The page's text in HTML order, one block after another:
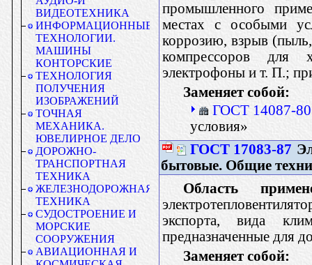
ВИДЕОТЕХНИКА
ИНФОРМАЦИОННЫЕ
ТЕХНОЛОГИИ.
МАШИНЫ
КОНТОРСКИЕ
ТЕХНОЛОГИЯ
ПОЛУЧЕНИЯ
ИЗОБРАЖЕНИЙ
ТОЧНАЯ
МЕХАНИКА.
ЮВЕЛИРНОЕ ДЕЛО
ДОРОЖНО-
ТРАНСПОРТНАЯ
ТЕХНИКА
ЖЕЛЕЗНОДОРОЖНАЯ
ТЕХНИКА
СУДОСТРОЕНИЕ И
МОРСКИЕ
СООРУЖЕНИЯ
АВИАЦИОННАЯ И
промышленного
местах с особыми
коррозию, взрыв (пыль,
компрессоров для
электрофоны и т. П.;
Заменяет собой:
ГОСТ 14087-80
условия»
ГОСТ 17083-87
бытовые. Общие
Область
экспорта, вида
предназначенные для
Заменяет собой: